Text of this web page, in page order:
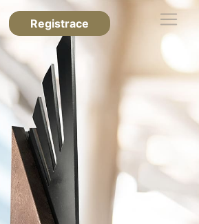
Registrace